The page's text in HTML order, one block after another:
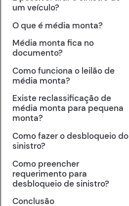
um veículo?
O que é média monta?
Média monta fica no
documento?
Como funciona o leilão de
média monta?
Existe reclassificação de
média monta para pequena
monta?
Como fazer o desbloqueio do
sinistro?
Como preencher
requerimento para
desbloqueio de sinistro?
Conclusão